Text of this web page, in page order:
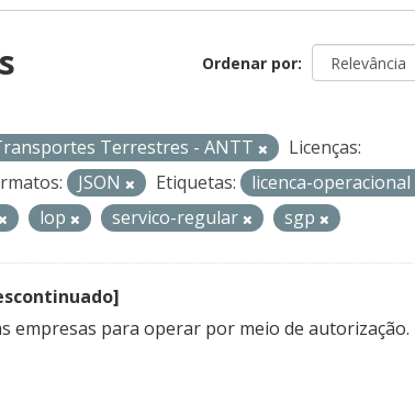
Ordenar por
Terrestres - ANTT
Licenças:
JSON Etiquetas: licenca-operacional
lop servico-regular sgp
empresas para operar por meio de autorização.